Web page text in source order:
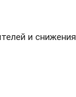
и снижения